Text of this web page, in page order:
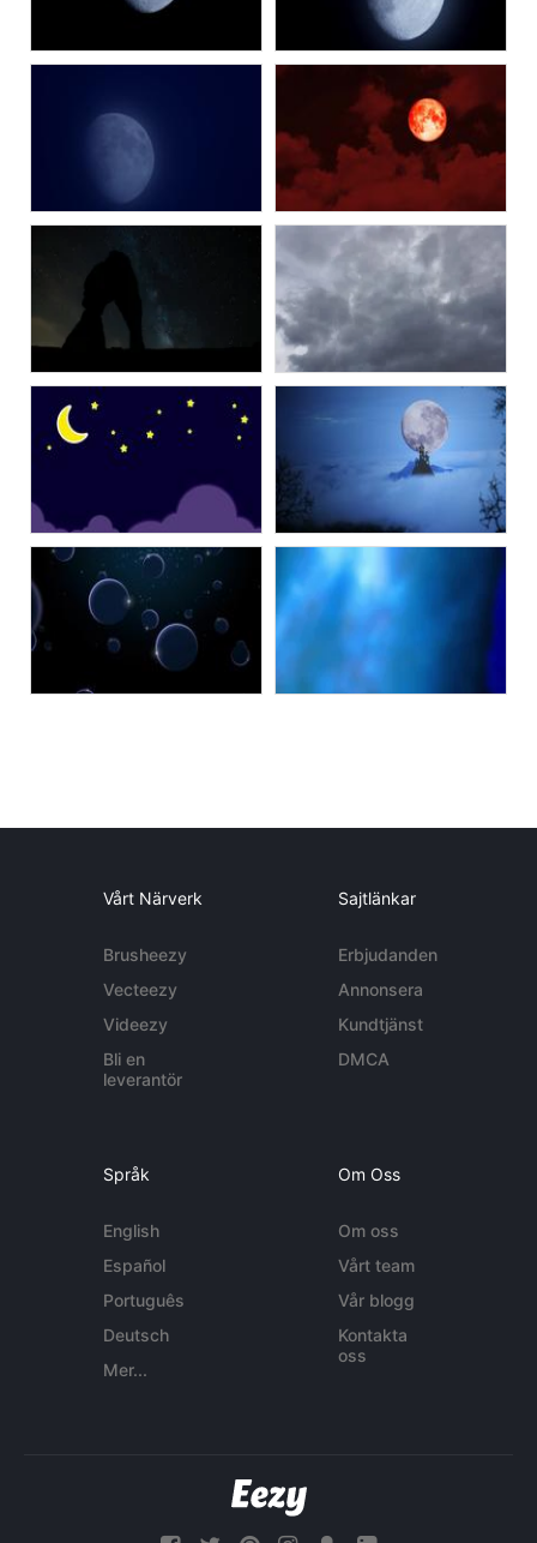
Vårt Närverk
Brusheezy
Vecteezy
Videezy
Bli en
leverantör
Sajtlänkar
Erbjudanden
Annonsera
Kundtjänst
DMCA
Språk
English
Español
Português
Deutsch
Mer...
Om Oss
Om oss
Vårt team
Vår blogg
Kontakta
oss